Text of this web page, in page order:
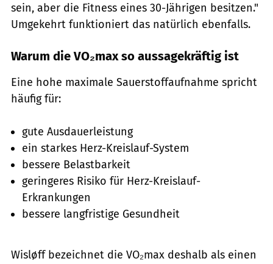
sein, aber die Fitness eines 30-Jährigen besitzen."
Umgekehrt funktioniert das natürlich ebenfalls.
Warum die VO₂max so aussagekräftig ist
Eine hohe maximale Sauerstoffaufnahme spricht
häufig für:
gute Ausdauerleistung
ein starkes Herz-Kreislauf-System
bessere Belastbarkeit
geringeres Risiko für Herz-Kreislauf-
Erkrankungen
bessere langfristige Gesundheit
Wisløff bezeichnet die VO₂max deshalb als einen